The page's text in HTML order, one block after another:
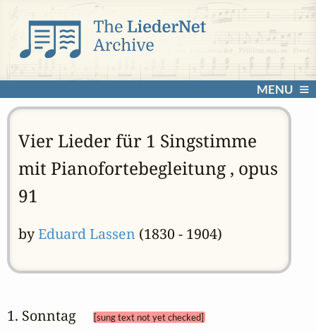
MENU
Vier Lieder für 1 Singstimme
mit Pianofortebegleitung , opus
91
byEduard Lassen (1830 - 1904)
1. Sonntag [sung text not yet checked]